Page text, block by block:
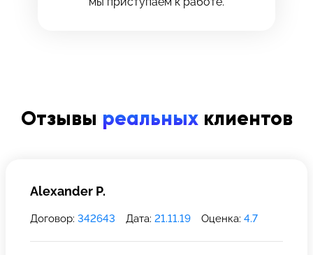
Отзывы реальныхклиентов
Alexander P.
Договор: 342643 Дата: 21.11.19 Оценка: 4.7